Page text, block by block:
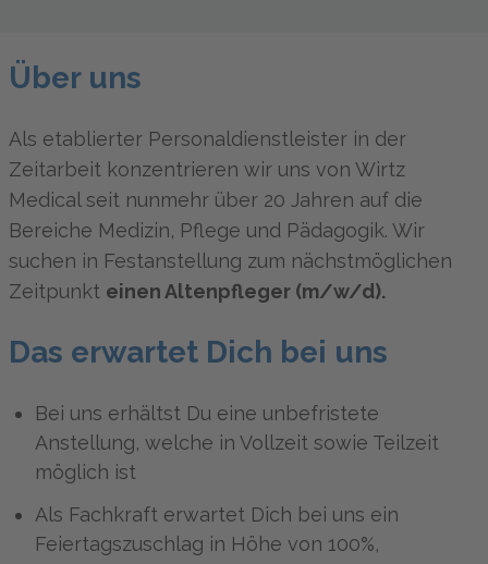
Über uns
Als etablierter Personaldienstleister in der
Zeitarbeit konzentrieren wir uns von Wirtz
Medical seit nunmehr über 20 Jahren auf die
Bereiche Medizin, Pflege und Pädagogik. Wir
suchen in Festanstellung zum nächstmöglichen
Zeitpunkt einen Altenpfleger (m/w/d).
Das erwartet Dich bei uns
Bei uns erhältst Du eine unbefristete
Anstellung, welche in Vollzeit sowie Teilzeit
möglich ist
Als Fachkraft erwartet Dich bei uns ein
Feiertagszuschlag in Höhe von 100%,